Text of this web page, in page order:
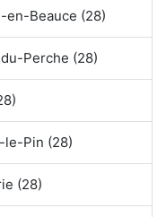
en-Beauce (28)
Perche (28)
le-Pin (28)
(28)